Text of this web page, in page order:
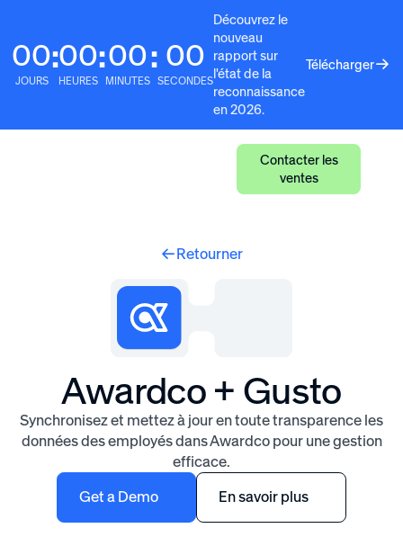
00
JOURS
:00
HEURES
:00
MINUTES
: 00
SECONDES
Découvrez le
nouveau
rapport sur
l'état de la
reconnaissance
en 2026.
Télécharger
Contacter les
ventes
Retourner
Awardco + Gusto
Synchronisez et mettez à jour en toute transparence les
données des employés dans Awardco pour une gestion
efficace.
Get a Demo
En savoir plus